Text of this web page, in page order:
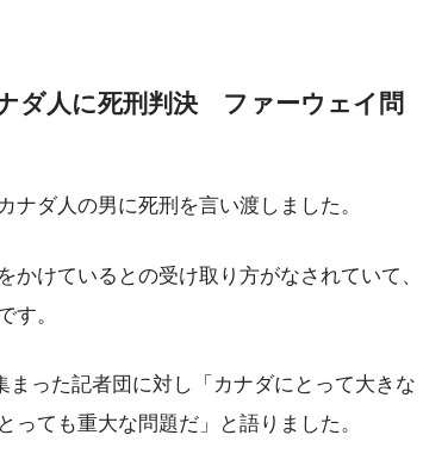
ダ人に死刑判決 ファーウェイ問
ダ人の男に死刑を言い渡しました。
けているとの受け取り方がなされていて、
す。
った記者団に対し「カナダにとって大きな
ても重大な問題だ」と語りました。